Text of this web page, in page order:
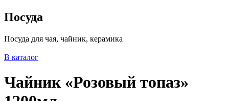
Посуда
Посуда для чая, чайник, керамика
В каталог
Чайник «Розовый топаз»